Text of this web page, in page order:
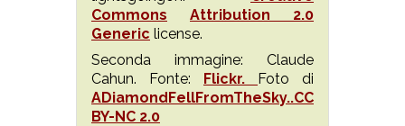
Commons
Attribution 2.0
Generic license.
Seconda immagine: Claude
Cahun. Fonte: Flickr. Foto di
ADiamondFellFromTheSky..CC
BY-NC 2.0